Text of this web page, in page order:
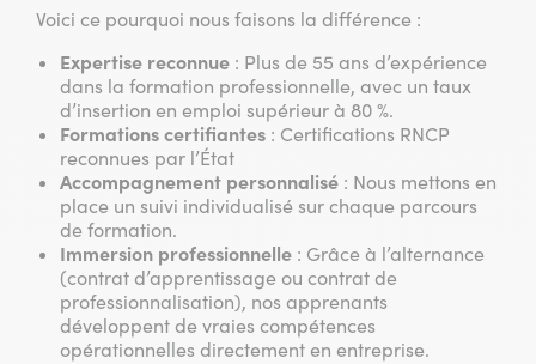
Voici ce pourquoi nous faisons la différence :
Expertise reconnue : Plus de 55 ans d’expérience
dans la formation professionnelle, avec un taux
d’insertion en emploi supérieur à 80 %.
Formations certifiantes : Certifications RNCP
reconnues par l’État
Accompagnement personnalisé : Nous mettons en
place un suivi individualisé sur chaque parcours
de formation.
Immersion professionnelle : Grâce à l’alternance
(contrat d’apprentissage ou contrat de
professionnalisation), nos apprenants
développent de vraies compétences
opérationnelles directement en entreprise.